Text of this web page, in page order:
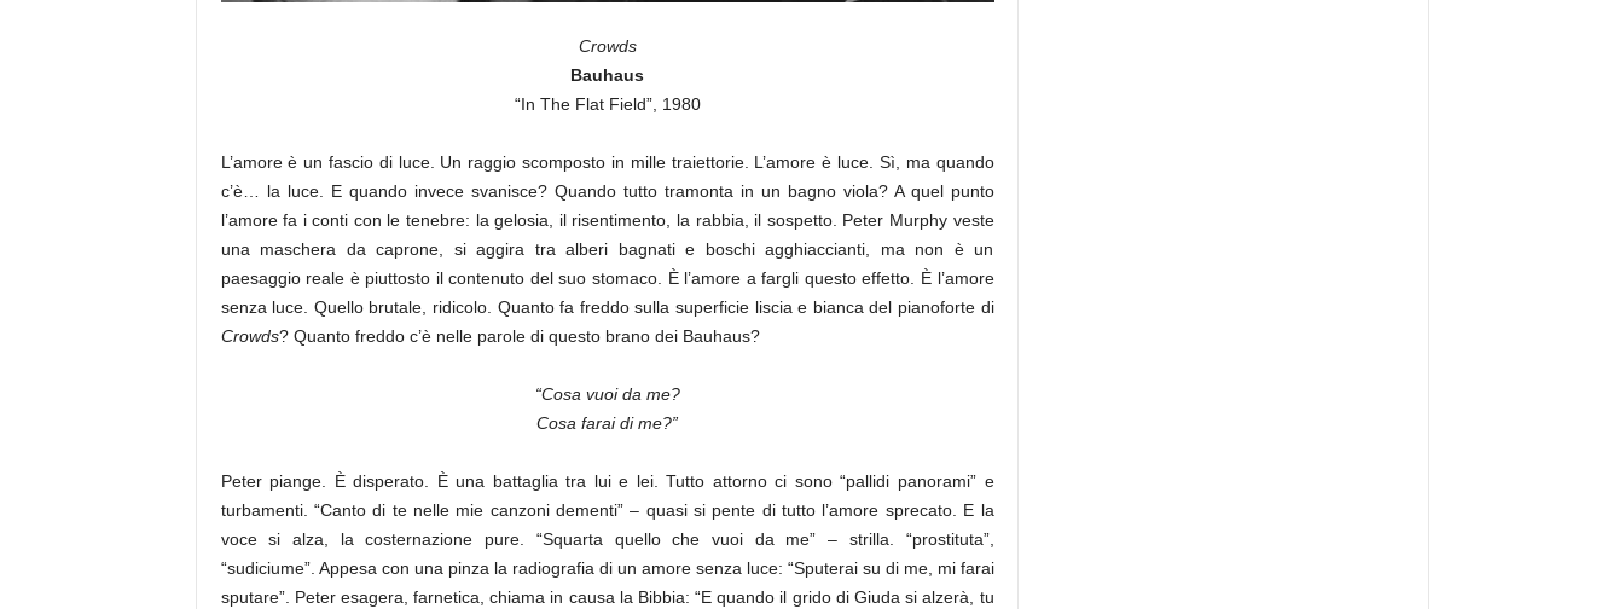
Crowds
Bauhaus
“In The Flat Field”, 1980
L’amore è un fascio di luce. Un raggio scomposto in mille traiettorie. L’amore è luce. Sì, ma quando
c’è… la luce. E quando invece svanisce? Quando tutto tramonta in un bagno viola? A quel punto
l’amore fa i conti con le tenebre: la gelosia, il risentimento, la rabbia, il sospetto. Peter Murphy veste
una maschera da caprone, si aggira tra alberi bagnati e boschi agghiaccianti, ma non è un
paesaggio reale è piuttosto il contenuto del suo stomaco. È l’amore a fargli questo effetto. È l’amore
senza luce. Quello brutale, ridicolo. Quanto fa freddo sulla superficie liscia e bianca del pianoforte di
Crowds? Quanto freddo c’è nelle parole di questo brano dei Bauhaus?
“Cosa vuoi da me?
Cosa farai di me?”
Peter piange. È disperato. È una battaglia tra lui e lei. Tutto attorno ci sono “pallidi panorami” e
turbamenti. “Canto di te nelle mie canzoni dementi” – quasi si pente di tutto l’amore sprecato. E la
voce si alza, la costernazione pure. “Squarta quello che vuoi da me” – strilla. “prostituta”,
“sudiciume”. Appesa con una pinza la radiografia di un amore senza luce: “Sputerai su di me, mi farai
sputare”. Peter esagera, farnetica, chiama in causa la Bibbia: “E quando il grido di Giuda si alzerà, tu